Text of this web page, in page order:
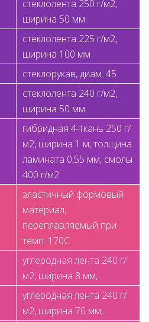
стеклолента 250 г/м2,
ширина 50 мм
стеклолента 225 г/м2,
ширина 100 мм
стеклорукав, диам. 45
стеклолента 240 г/м2,
ширина 50 мм
гибридная 4-ткань 250 г/
м2, ширина 1 м, толщина
ламината 0,55 мм, смолы
400 г/м2
эластичный формовый
материал,
переплавляемый при
темп. 170C
углеродная лента 240 г/
м2, ширина 8 мм,
углеродная лента 240 г/
м2, ширина 70 мм,